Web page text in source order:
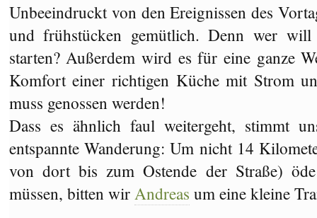
Unbeeindruckt von den Ereignissen des
und frühstücken gemütlich. Denn wer will
starten? Außerdem wird es für eine ganze
Komfort einer richtigen Küche mit Strom
muss genossen werden!
Dass es ähnlich faul weitergeht, stimmt
entspannte Wanderung: Um nicht 14
von dort bis zum Ostende der Straße)
müssen, bitten wirAndreas um eine kleine